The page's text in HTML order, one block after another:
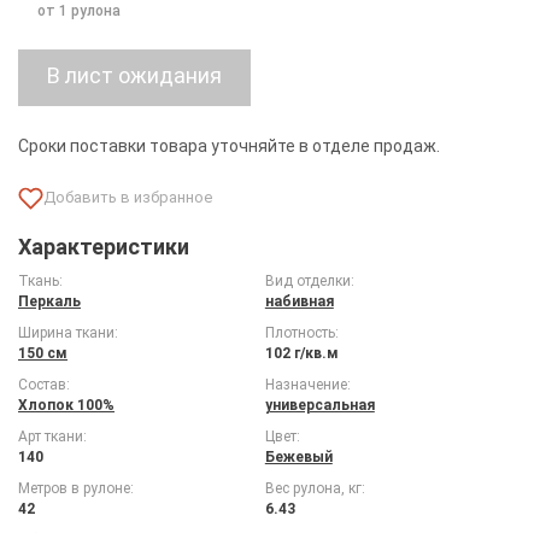
от 1 рулона
Сроки поставки товара уточняйте в отделе продаж.
Характеристики
Ткань:
Перкаль
Вид отделки:
набивная
Ширина ткани:
150 см
Плотность:
102 г/кв.м
Состав:
Хлопок 100%
Назначение:
универсальная
Арт ткани:
140
Цвет:
Бежевый
Метров в рулоне:
42
Вес рулона, кг:
6.43